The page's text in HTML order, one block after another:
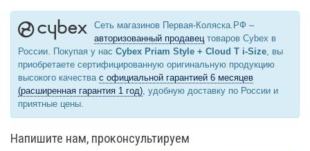
Сеть магазинов Первая-Коляска.РФ –
авторизованный продавецтоваров Cybex в
России. Покупая у нас Cybex Priam Style + Cloud T i-Size, вы
приобретаете сертифицированную оригинальную продукцию
высокого качества с официальной гарантией 6 месяцев
(расширенная гарантия 1 год), удобную доставку по России и
приятные цены.
Напишите нам, проконсультируем